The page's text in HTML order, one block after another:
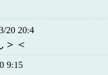
20 20:4
＜
9:15